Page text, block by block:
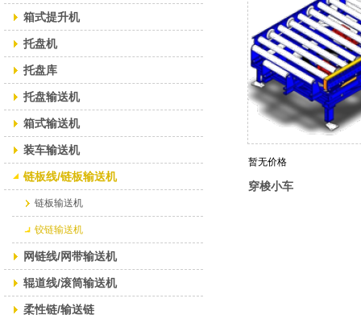
箱式提升机
托盘机
托盘库
托盘输送机
箱式输送机
装车输送机
链板线/链板输送机
链板输送机
铰链输送机
网链线/网带输送机
辊道线/滚筒输送机
柔性链/输送链
暂无价格
穿梭小车